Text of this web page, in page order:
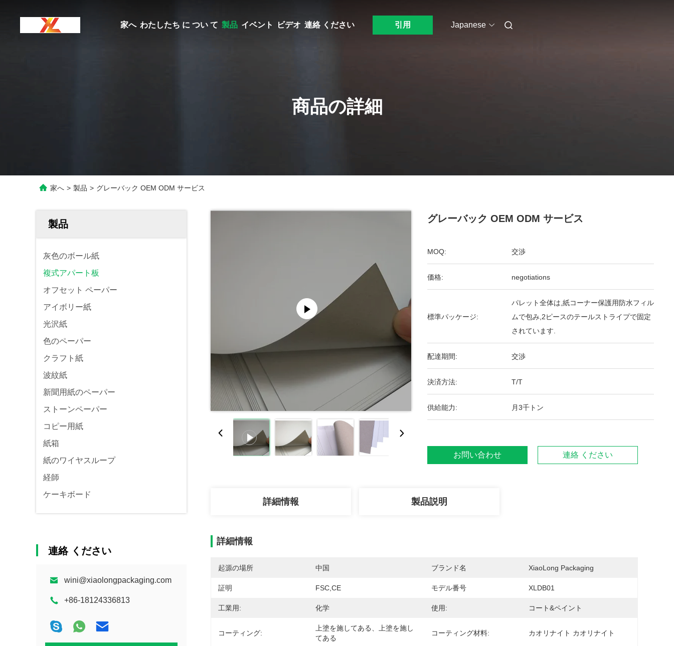
家へ わたしたち に つい て 製品 イベント ビデオ 連絡 ください 引用 Japanese
商品の詳細
家へ > 製品 > グレーバック OEM ODM サービス
製品
灰色のボール紙
複式アパート板
オフセット ペーパー
アイボリー紙
光沢紙
色のペーパー
クラフト紙
波紋紙
新聞用紙のペーパー
ストーンペーパー
コピー用紙
紙箱
紙のワイヤスループ
経師
ケーキボード
連絡 ください
wini@xiaolongpackaging.com
+86-18124336813
グレーバック OEM ODM サービス
MOQ: 交渉
価格: negotiations
標準パッケージ:
パレット全体は,紙コーナー保護用防水フィル
ムで包み,2ピースのテールストライプで固定
されています.
配達期間: 交渉
決済方法: T/T
供給能力: 月3千トン
お問い合わせ 連絡 ください
詳細情報 製品説明
詳細情報
起源の場所 中国 ブランド名 XiaoLong Packaging
証明 FSC,CE モデル番号 XLDB01
工業用: 化学 使用: コート&ペイント
コーティング:
上塗を施してある、上塗を施し
てある
コーティング材料: カオリナイト カオリナイト